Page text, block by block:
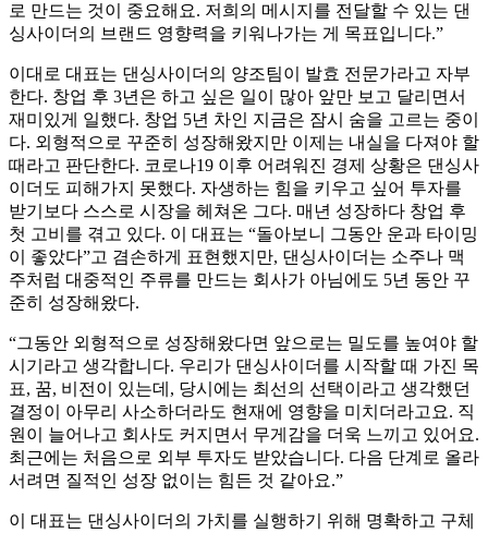
로 만드는 것이 중요해요. 저희의 메시지를 전달할 수 있는 댄
싱사이더의 브랜드 영향력을 키워나가는 게 목표입니다.”
이대로 대표는 댄싱사이더의 양조팀이 발효 전문가라고 자부
한다. 창업 후 3년은 하고 싶은 일이 많아 앞만 보고 달리면서
재미있게 일했다. 창업 5년 차인 지금은 잠시 숨을 고르는 중이
다. 외형적으로 꾸준히 성장해왔지만 이제는 내실을 다져야 할
때라고 판단한다. 코로나19 이후 어려워진 경제 상황은 댄싱사
이더도 피해가지 못했다. 자생하는 힘을 키우고 싶어 투자를
받기보다 스스로 시장을 헤쳐온 그다. 매년 성장하다 창업 후
첫 고비를 겪고 있다. 이 대표는 “돌아보니 그동안 운과 타이밍
이 좋았다”고 겸손하게 표현했지만, 댄싱사이더는 소주나 맥
주처럼 대중적인 주류를 만드는 회사가 아님에도 5년 동안 꾸
준히 성장해왔다.
“그동안 외형적으로 성장해왔다면 앞으로는 밀도를 높여야 할
시기라고 생각합니다. 우리가 댄싱사이더를 시작할 때 가진 목
표, 꿈, 비전이 있는데, 당시에는 최선의 선택이라고 생각했던
결정이 아무리 사소하더라도 현재에 영향을 미치더라고요. 직
원이 늘어나고 회사도 커지면서 무게감을 더욱 느끼고 있어요.
최근에는 처음으로 외부 투자도 받았습니다. 다음 단계로 올라
서려면 질적인 성장 없이는 힘든 것 같아요.”
이 대표는 댄싱사이더의 가치를 실행하기 위해 명확하고 구체